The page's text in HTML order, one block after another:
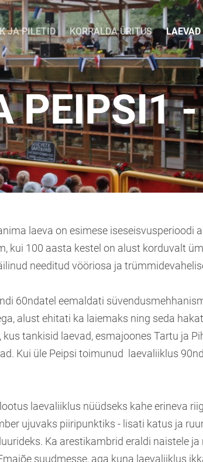
JA PILETID KORRALDA ÜRITUS LAEVAD
PEIPSI1
laeva on esimese iseseisvusperioodi
kui 100 aasta kestel on alust korduvalt
needitud vööriosa ja
60ndatel eemaldati
alust ehitati ka laiemaks ning seda
tankisid laevad, esmajoones Tartu ja
Kui üle Peipsi toimunud laevaliiklus
laevaliiklus nüüdseks kahe erineva
ujuvaks piiripunktiks - lisati katus ja
Ka arestikambrid eraldi naistele ja
suudmesse, aga kuna laevaliiklus